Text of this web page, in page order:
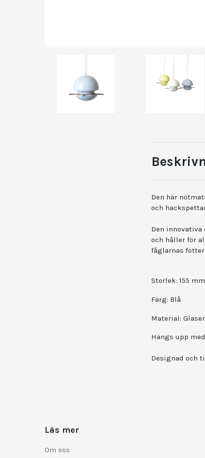
Den här
och
Den
och håller för
fåglarnas
Storlek: 155
Färg: Blå
Material:
Hängs upp
Designad och
Läs mer
Om oss